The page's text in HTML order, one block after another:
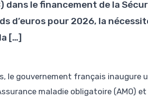
dans le financement de la
d’euros pour 2026, la
[…]
le gouvernement français inaugure
maladie obligatoire (AMO) et